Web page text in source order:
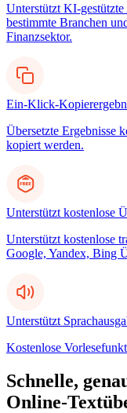
Unterstützt KI-gestützte
bestimmte Branchen
Finanzsektor.
Ein-Klick-
Übersetzte Ergebnisse
kopiert werden.
Unterstützt kostenlose
Unterstützt kostenlose
Google, Yandex, Bing
Unterstützt
Kostenlose
Schnelle,
Online-